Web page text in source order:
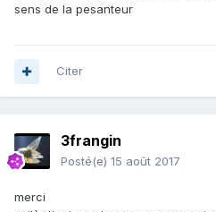
sens de la pesanteur
Citer
3frangin
Posté(e) 15 août 2017
merci